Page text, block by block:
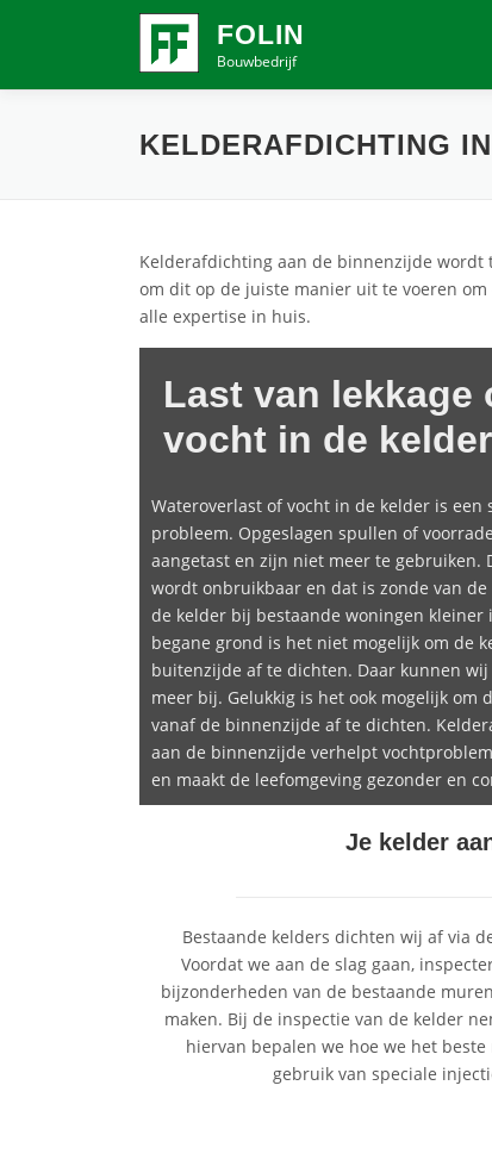
inhoud
FOLIN
Bouwbedrijf
KELDERAFDICHTING
Kelderafdichting aan de binnenzijde wordt
om dit op de juiste manier uit te voeren
alle expertise in huis.
Last van lekkage
vocht in de
Wateroverlast of vocht in de kelder is een
probleem. Opgeslagen spullen of
aangetast en zijn niet meer te gebruiken.
wordt onbruikbaar en dat is zonde van
de kelder bij bestaande woningen kleiner
begane grond is het niet mogelijk om de
buitenzijde af te dichten. Daar kunnen
meer bij. Gelukkig is het ook mogelijk om
vanaf de binnenzijde af te dichten.
aan de binnenzijde verhelpt
en maakt de leefomgeving gezonder en
Je kelder
Bestaande kelders dichten wij af via
Voordat we aan de slag gaan,
bijzonderheden van de bestaande
maken. Bij de inspectie van de kelder
hiervan bepalen we hoe we het
gebruik van speciale